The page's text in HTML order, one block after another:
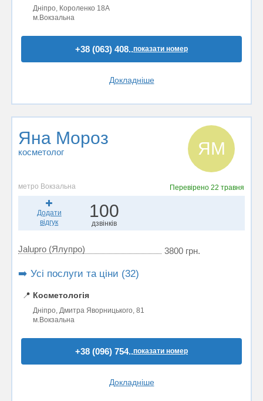
Дніпро, Короленко 18А
м.Вокзальна
+38 (063) 408..показати номер
Докладніше
Яна Мороз
косметолог ЯМ
метро Вокзальна Перевірено22 травня
Додати
відгук
100
дзвінків
Jalupro (Ялупро) 3800 грн.
➡️ Усі послуги та ціни (32)
📍 Косметологія
Дніпро, Дмитра Яворницького, 81
м.Вокзальна
+38 (096) 754..показати номер
Докладніше